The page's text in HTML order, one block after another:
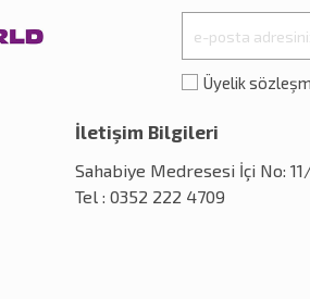
Üyelik
İletişim Bilgileri
Sahabiye Medresesi İçi No: 11/
Tel : 0352 222 4709